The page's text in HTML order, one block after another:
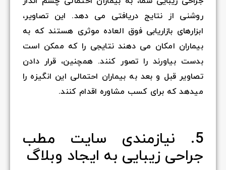
روشنی از نتایج دریافتی می دهد. این تصاویر،
ابزارهای بازاریابی فوق العاده موثری هستند که به
بیماران امکان می دهند نتایجی را که ممکن است
بدست بیاورند را تصور کنند. همچنین، قرار دادن
تصاویر قبل و بعد به بیماران احتمالی این انگیزه را
میدهد که برای کسب مشاوره اقدام کنند.
5. نیازمندی سایت مطب
جراحی زیبایی به ایجاد وبلاگ